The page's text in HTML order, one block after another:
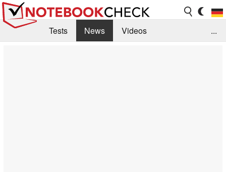
Tests News
Videos
...